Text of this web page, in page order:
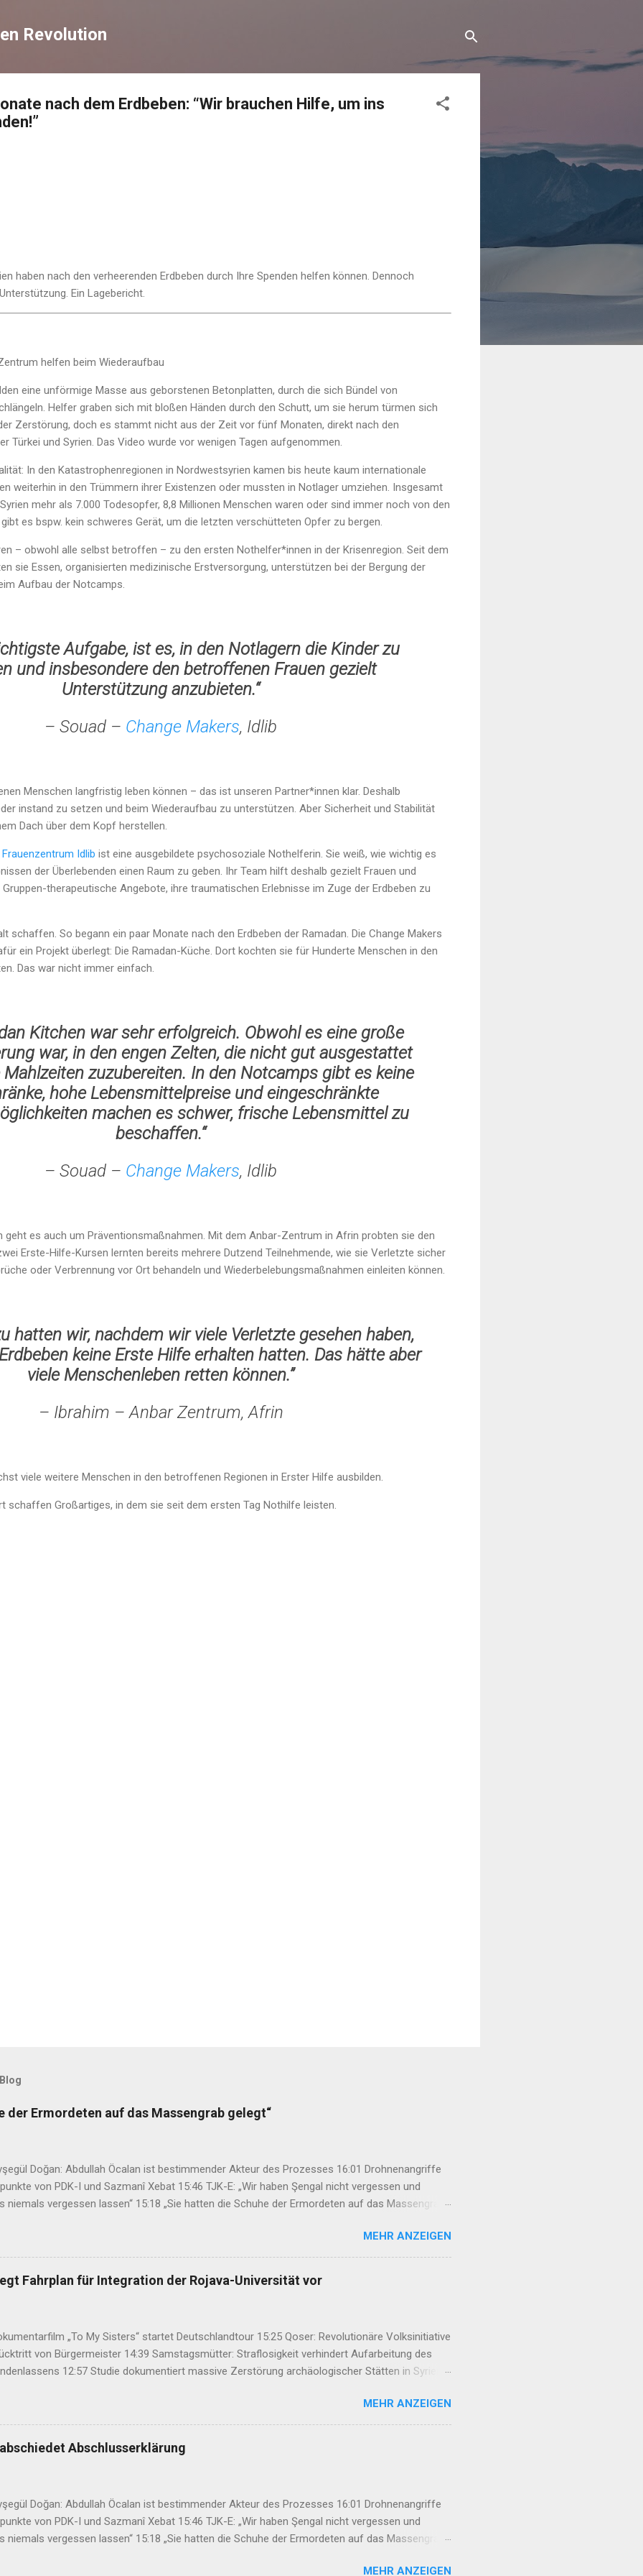
Revolution
nach dem Erdbeben: “Wir brauchen Hilfe, um ins
haben nach den verheerenden Erdbeben durch Ihre Spenden helfen können. Dennoch
Ein Lagebericht.
helfen beim Wiederaufbau
eine unförmige Masse aus geborstenen Betonplatten, durch die sich Bündel von
Helfer graben sich mit bloßen Händen durch den Schutt, um sie herum türmen sich
Zerstörung, doch es stammt nicht aus der Zeit vor fünf Monaten, direkt nach den
Türkei und Syrien. Das Video wurde vor wenigen Tagen aufgenommen.
In den Katastrophenregionen in Nordwestsyrien kamen bis heute kaum internationale
weiterhin in den Trümmern ihrer Existenzen oder mussten in Notlager umziehen. Insgesamt
mehr als 7.000 Todesopfer, 8,8 Millionen Menschen waren oder sind immer noch von den
es bspw. kein schweres Gerät, um die letzten verschütteten Opfer zu bergen.
– obwohl alle selbst betroffen – zu den ersten Nothelfer*innen in der Krisenregion. Seit dem
sie Essen, organisierten medizinische Erstversorgung, unterstützen bei der Bergung der
Aufbau der Notcamps.
Aufgabe, ist es, in den Notlagern die Kinder zu
und insbesondere den betroffenen Frauen gezielt
Unterstützung anzubieten.“
– Souad – Change Makers, Idlib
Menschen langfristig leben können – das ist unseren Partner*innen klar. Deshalb
instand zu setzen und beim Wiederaufbau zu unterstützen. Aber Sicherheit und Stabilität
Dach über dem Kopf herstellen.
Frauenzentrum Idlib ist eine ausgebildete psychosoziale Nothelferin. Sie weiß, wie wichtig es
der Überlebenden einen Raum zu geben. Ihr Team hilft deshalb gezielt Frauen und
therapeutische Angebote, ihre traumatischen Erlebnisse im Zuge der Erdbeben zu
schaffen. So begann ein paar Monate nach den Erdbeben der Ramadan. Die Change Makers
ein Projekt überlegt: Die Ramadan-Küche. Dort kochten sie für Hunderte Menschen in den
Das war nicht immer einfach.
Kitchen war sehr erfolgreich. Obwohl es eine große
war, in den engen Zelten, die nicht gut ausgestattet
Mahlzeiten zuzubereiten. In den Notcamps gibt es keine
hohe Lebensmittelpreise und eingeschränkte
machen es schwer, frische Lebensmittel zu
beschaffen.“
– Souad – Change Makers, Idlib
geht es auch um Präventionsmaßnahmen. Mit dem Anbar-Zentrum in Afrin probten sie den
Erste-Hilfe-Kursen lernten bereits mehrere Dutzend Teilnehmende, wie sie Verletzte sicher
oder Verbrennung vor Ort behandeln und Wiederbelebungsmaßnahmen einleiten können.
hatten wir, nachdem wir viele Verletzte gesehen haben,
keine Erste Hilfe erhalten hatten. Das hätte aber
viele Menschenleben retten können.”
– Ibrahim – Anbar Zentrum, Afrin
viele weitere Menschen in den betroffenen Regionen in Erster Hilfe ausbilden.
schaffen Großartiges, in dem sie seit dem ersten Tag Nothilfe leisten.
der Ermordeten auf das Massengrab gelegt“
Doğan: Abdullah Öcalan ist bestimmender Akteur des Prozesses 16:01 Drohnenangriffe
von PDK-I und Sazmanî Xebat 15:46 TJK-E: „Wir haben Şengal nicht vergessen und
niemals vergessen lassen“ 15:18 „Sie hatten die Schuhe der Ermordeten auf das Massengrab
nach Kurdistan verabschiedet 07:29 Mehdi Özdemir: Ein Rahmengesetz darf nicht nur das
der Waffen regeln 13:51 Varisheh Moradi wird notwendige medizinische Behandlung
13:29 24. Munzur-Kultur- und Naturfestival in Dersim eröffnet 13:09 „Çira Report“ disku...
MEHR ANZEIGEN
Fahrplan für Integration der Rojava-Universität vor
„To My Sisters“ startet Deutschlandtour 15:25 Qoser: Revolutionäre Volksinitiative
von Bürgermeister 14:39 Samstagsmütter: Straflosigkeit verhindert Aufarbeitung des
12:57 Studie dokumentiert massive Zerstörung archäologischer Stätten in Syrien
bekräftigt gemeinsamen Kurs gegen Iran 07:31 Ayla Akat: Friedensprozess braucht Frauen-
00:40 KNK fordert UN-Untersuchung zu mutmaßlichen Kriegsverbrechen Irans
21:00 Şengal startet zehntägiges Gedenken an den Genozid an den Ezid:innen ...
MEHR ANZEIGEN
Abschlusserklärung
Doğan: Abdullah Öcalan ist bestimmender Akteur des Prozesses 16:01 Drohnenangriffe
von PDK-I und Sazmanî Xebat 15:46 TJK-E: „Wir haben Şengal nicht vergessen und
niemals vergessen lassen“ 15:18 „Sie hatten die Schuhe der Ermordeten auf das Massengrab
nach Kurdistan verabschiedet 07:29 Mehdi Özdemir: Ein Rahmengesetz darf nicht nur das
MEHR ANZEIGEN